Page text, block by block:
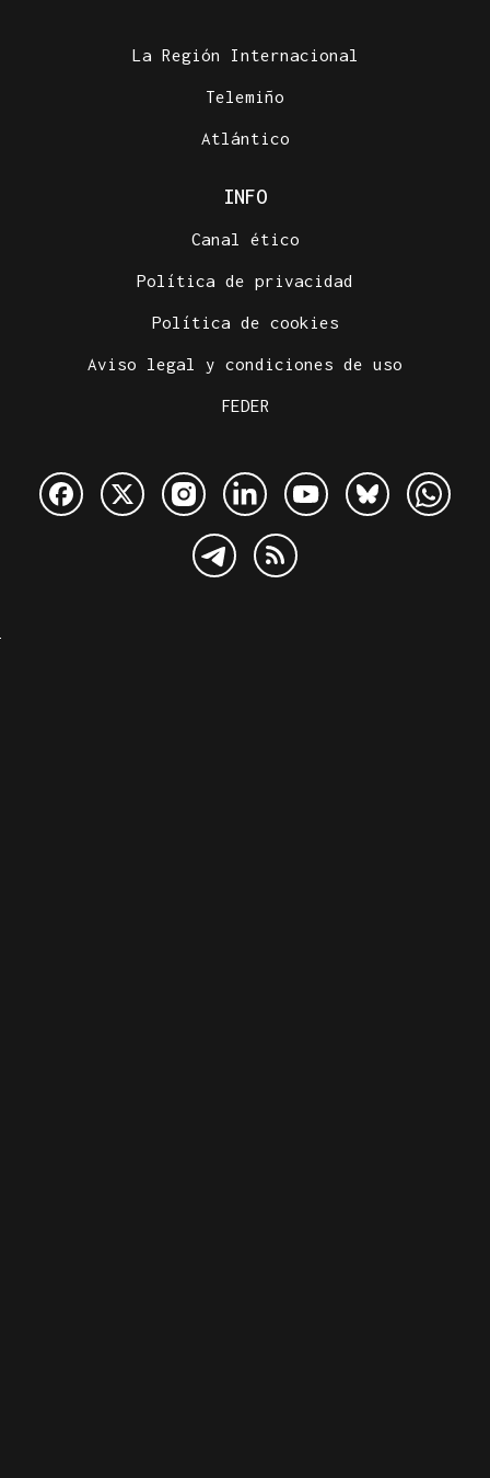
La Región Internacional
Telemiño
Atlántico
INFO
Canal ético
Política de privacidad
Política de cookies
Aviso legal y condiciones de uso
FEDER